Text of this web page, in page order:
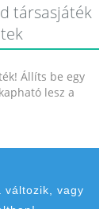
társasjáték
Állíts be egy
lesz a
változik, vagy